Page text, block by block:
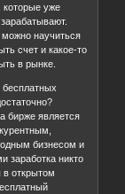
которые уже
можно научиться
счет и какое-то
в рынке.
бирже является
бизнесом и
заработка никто
в открытом